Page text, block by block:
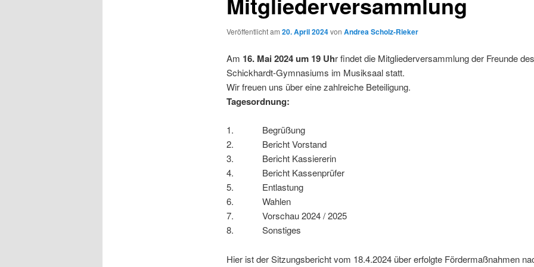
Veröffentlicht am 20. April 2024von Andrea Scholz-Rieker
Am 16. Mai 2024 um 19 Uhr findet die Mitgliederversammlung der Freunde des
Schickhardt-Gymnasiums im Musiksaal statt.
Wir freuen uns über eine zahlreiche Beteiligung.
Tagesordnung:
1. Begrüßung
2. Bericht Vorstand
3. Bericht Kassiererin
4. Bericht Kassenprüfer
5. Entlastung
6. Wahlen
7. Vorschau 2024 / 2025
8. Sonstiges
Hier ist der Sitzungsbericht vom 18.4.2024 über erfolgte Fördermaßnahmen